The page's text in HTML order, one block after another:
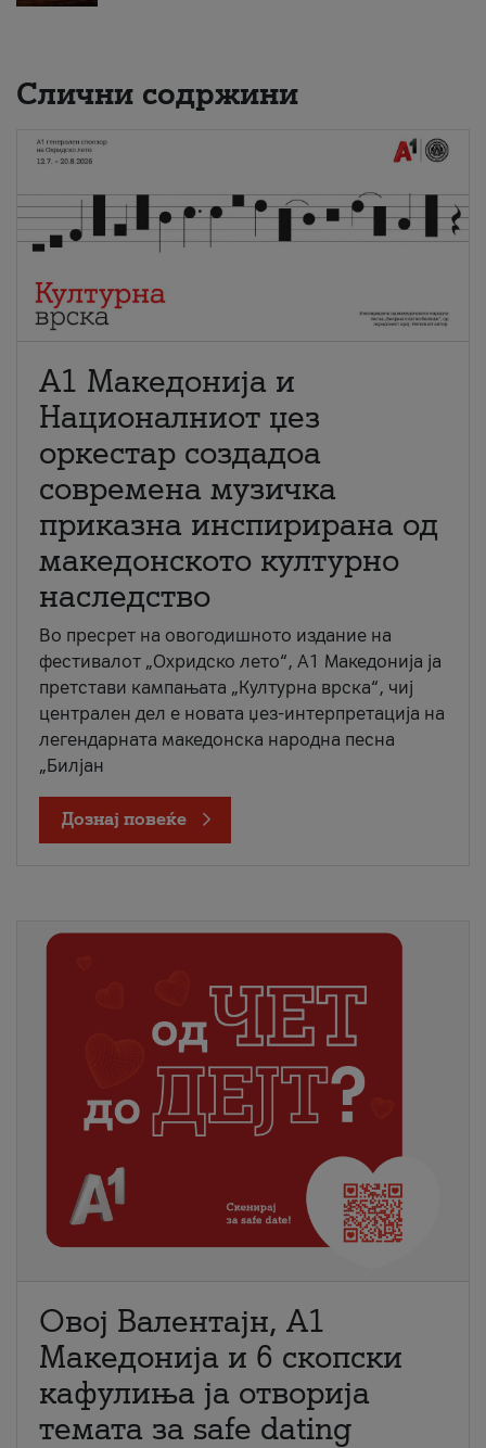
Слични содржини
А1 Македонија и
Националниот џез
оркестар создадоа
современа музичка
приказна инспирирана од
македонското културно
наследство
Во пресрет на овогодишното издание на
фестивалот „Охридско лето“, А1 Македонија ја
претстави кампањата „Културна врска“, чиј
централен дел е новата џез-интерпретација на
легендарната македонска народна песна
„Билјан
Дознај повеќе
Овој Валентајн, A1
Македонија и 6 скопски
кафулиња ја отворија
темата за safe dating